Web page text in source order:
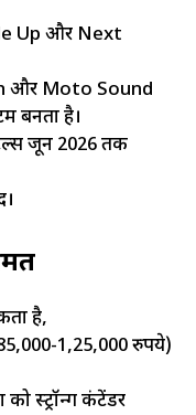
Up और Next
और Moto Sound
बनता है।
जून 2026 तक
है,
1,25,000 रुपये)
स्ट्रॉन्ग कंटेंडर